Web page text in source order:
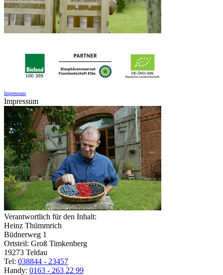
Impressum
Impressum
Verantwortlich für den Inhalt:
Heinz Thümmrich
Büdnerweg 1
Ortsteil: Groß Timkenberg
19273 Teldau
Tel: 038844 - 23457
Handy: 0163 - 263 22 99